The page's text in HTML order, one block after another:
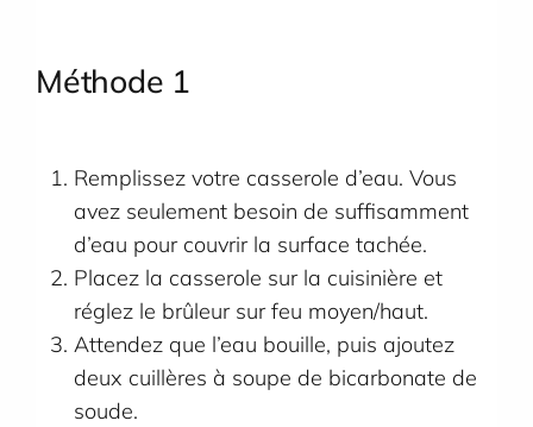
Méthode 1
Remplissez votre casserole d’eau. Vous
avez seulement besoin de suffisamment
d’eau pour couvrir la surface tachée.
Placez la casserole sur la cuisinière et
réglez le brûleur sur feu moyen/haut.
Attendez que l’eau bouille, puis ajoutez
deux cuillères à soupe de bicarbonate de
soude.